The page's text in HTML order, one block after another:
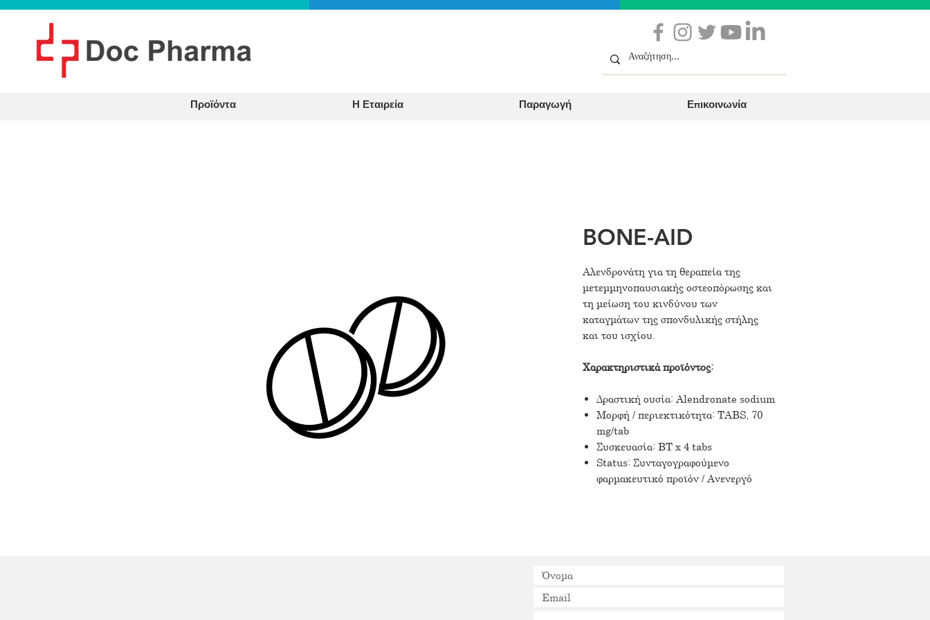
Προϊόντα Η Εταιρεία Παραγωγή Επικοινωνία
BONE-AID
Αλενδρονάτη για τη θεραπεία της
μετεμμηνοπαυσιακής οστεοπόρωσης και
τη μείωση του κινδύνου των
καταγμάτων της σπονδυλικής στήλης
και του ισχίου.
Χαρακτηριστικά προϊόντος:
Δραστική ουσία: Alendronate sodium
Μορφή / περιεκτικότητα: TABS, 70
mg/tab
Συσκευασία: BT x 4 tabs
Status: Συνταγογραφούμενο
φαρμακευτικό προϊόν / Ανενεργό